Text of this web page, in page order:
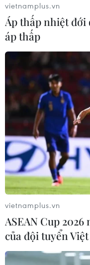
Chủ tịch nước:
thập Đỏ trợ
23/04/2023 04:44
Chủ tịch nước Võ
chức, doanh nghiệp,
tâm và nhân dân
việc trợ giúp hiệu
vietnamplus.vn
Áp thấp nhiệt đới
áp thấp
vietnamplus.vn
ASEAN Cup
của đội tuyển